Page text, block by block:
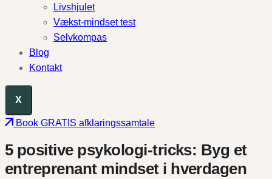
Livshjulet
Vækst-mindset test
Selvkompas
Blog
Kontakt
X
Book GRATIS afklaringssamtale
5 positive psykologi-tricks: Byg et
entreprenant mindset i hverdagen